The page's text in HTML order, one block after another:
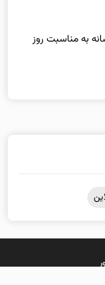
به مناسبت روز